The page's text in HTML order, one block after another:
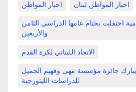
اخبار المواطن اخبار المواطن لبنان
احتفلت بختام عامها الدراسي الثامن
والأربعين
الاتحاد اللبناني لكرة القدم
جائزة مؤسسة مهى وفهيم الجميل
للدراسات الليتورجية